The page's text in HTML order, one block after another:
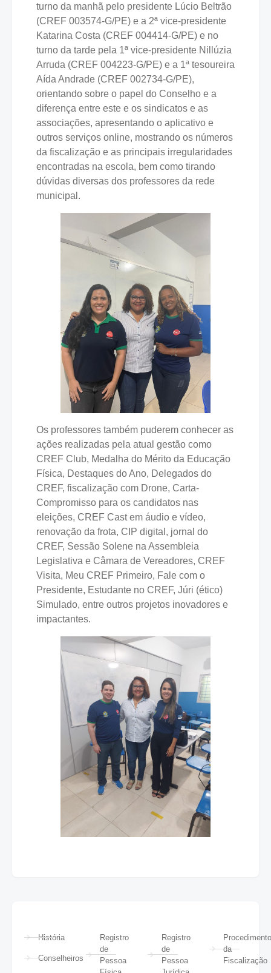
turno da manhã pelo presidente Lúcio Beltrão
(CREF 003574-G/PE) e a 2ª vice-presidente
Katarina Costa (CREF 004414-G/PE) e no
turno da tarde pela 1ª vice-presidente Nillúzia
Arruda (CREF 004223-G/PE) e a 1ª tesoureira
Aída Andrade (CREF 002734-G/PE),
orientando sobre o papel do Conselho e a
diferença entre este e os sindicatos e as
associações, apresentando o aplicativo e
outros serviços online, mostrando os números
da fiscalização e as principais irregularidades
encontradas na escola, bem como tirando
dúvidas diversas dos professores da rede
municipal.
Os professores também puderem conhecer as
ações realizadas pela atual gestão como
CREF Club, Medalha do Mérito da Educação
Física, Destaques do Ano, Delegados do
CREF, fiscalização com Drone, Carta-
Compromisso para os candidatos nas
eleições, CREF Cast em áudio e vídeo,
renovação da frota, CIP digital, jornal do
CREF, Sessão Solene na Assembleia
Legislativa e Câmara de Vereadores, CREF
Visita, Meu CREF Primeiro, Fale com o
Presidente, Estudante no CREF, Júri (ético)
Simulado, entre outros projetos inovadores e
impactantes.
História
Conselheiros
Registro
de
Pessoa
Registro
de
Pessoa
da
Fiscalização